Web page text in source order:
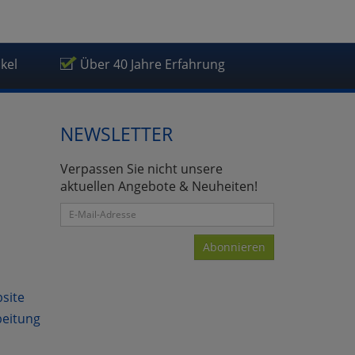
Über 40 Jahre Erfahrung
NEWSLETTER
Verpassen Sie nicht unsere
aktuellen Angebote & Neuheiten!
Abonnieren